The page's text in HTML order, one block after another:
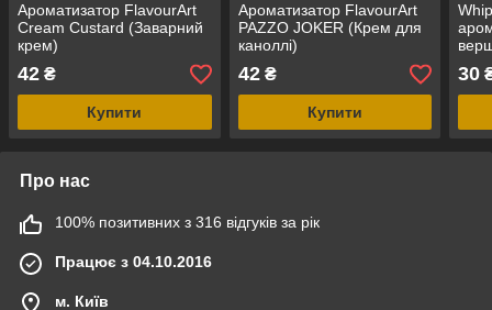
Ароматизатор FlavourArt
Cream Custard (Заварний
крем)
42 ₴
Купити
Ароматизатор FlavourArt
PAZZO JOKER (Крем для
каноллі)
42₴
Купити
30
Про нас
100% позитивних з 316 відгуків за рік
Працює з 04.10.2016
м. Київ